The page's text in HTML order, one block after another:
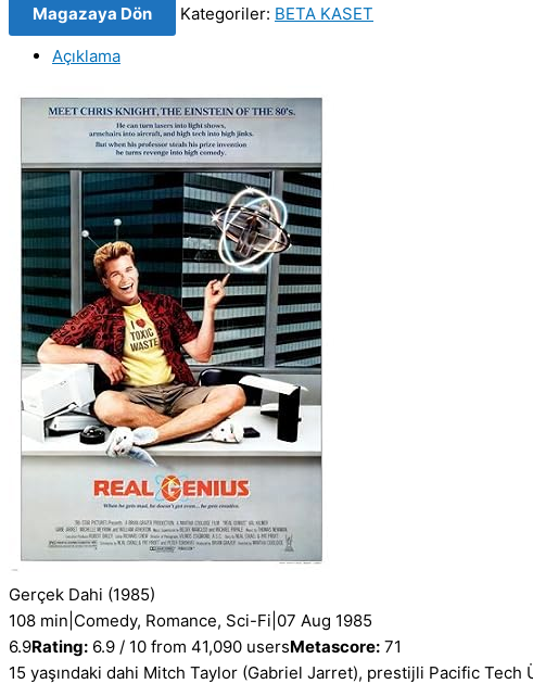
Magazaya Dön Kategoriler: BETA KASET
Açıklama
Gerçek Dahi (1985)
108 min Comedy, Romance, Sci-Fi 07 Aug 1985
6.9Rating: 6.9 / 10 from 41,090 usersMetascore: 71
15 yaşındaki dahi Mitch Taylor (Gabriel Jarret), prestijli Pacific